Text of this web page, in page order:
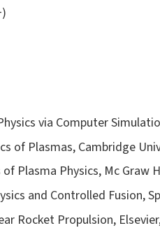
via Computer
of Plasmas, Cambridge
Plasma Physics, Mc Graw
and Controlled Fusion,
Rocket Propulsion,